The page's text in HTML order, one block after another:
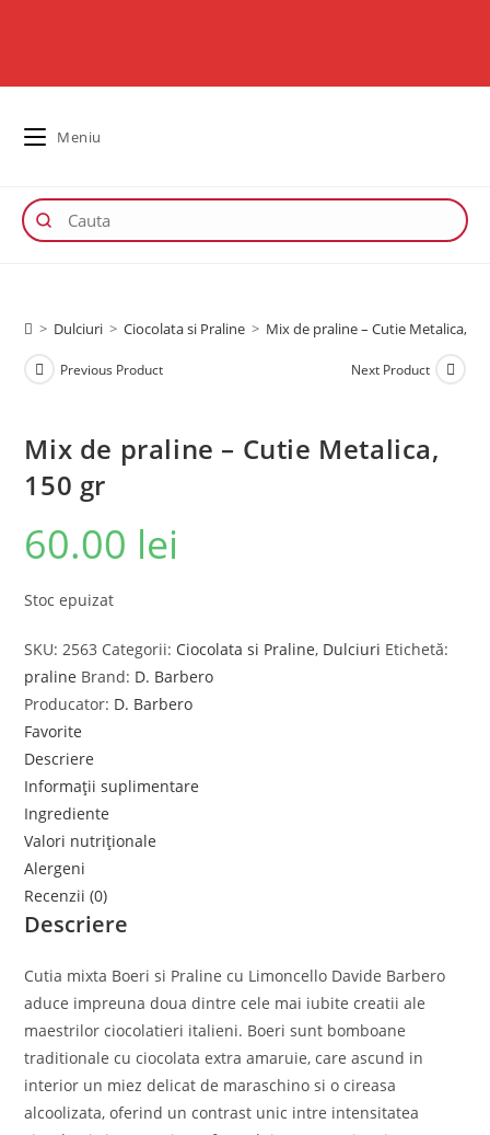
Meniu
> Dulciuri > Ciocolata si Praline > Mix de praline – Cutie Metalica,
Previous Product Next Product
Mix de praline – Cutie Metalica,
150 gr
60.00 lei
Stoc epuizat
SKU: 2563 Categorii: Ciocolata si Praline, Dulciuri Etichetă:
praline Brand: D. Barbero
Producator: D. Barbero
Favorite
Descriere
Informații suplimentare
Ingrediente
Valori nutriționale
Alergeni
Recenzii (0)
Descriere
Cutia mixta Boeri si Praline cu Limoncello Davide Barbero
aduce impreuna doua dintre cele mai iubite creatii ale
maestrilor ciocolatieri italieni. Boeri sunt bomboane
traditionale cu ciocolata extra amaruie, care ascund in
interior un miez delicat de maraschino si o cireasa
alcoolizata, oferind un contrast unic intre intensitatea